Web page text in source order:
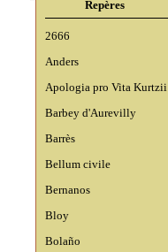
Repères
2666
Anders
Apologia pro Vita Kurtzii
Barbey d'Aurevilly
Barrès
Bellum civile
Bernanos
Bloy
Bolaño